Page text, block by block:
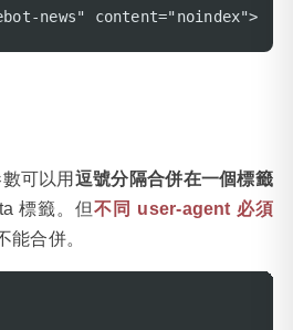
news" content="noindex">
可以用 逗號分隔合併在一個標籤
標籤。但不同 user-agent 必須
能合併。